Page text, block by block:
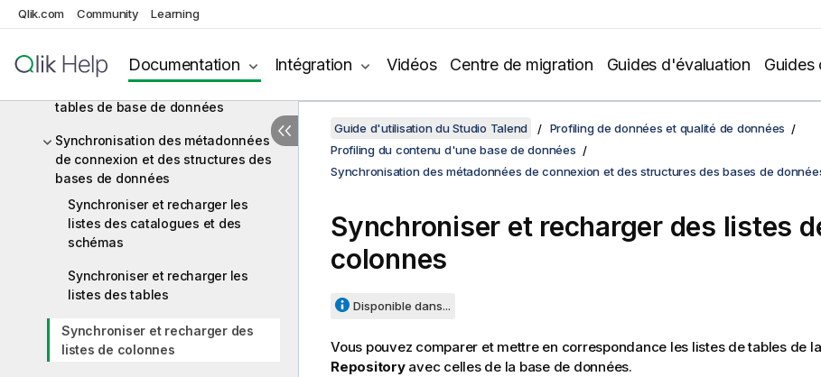
Qlik.com Community Learning
Documentation Intégration Vidéos Centre de migration Guides d'évaluation Guides
dans l'éditeur SQL
tables de base de données
Synchronisation des métadonnées
de connexion et des structures des
bases de données
Synchroniser et recharger les
listes des catalogues et des
schémas
Synchroniser et recharger les
listes des tables
Synchroniser et recharger des
listes de colonnes
Guide d'utilisation du Studio Talend
Profiling de données et qualité de données
Profiling du contenu d'une base de données
Synchronisation des métadonnées de connexion et des structures des bases de
Synchroniser et recharger des listes
colonnes
Disponible dans...
Vous pouvez comparer et mettre en correspondance les listes de tables de
Repositoryavec celles de la base de données.